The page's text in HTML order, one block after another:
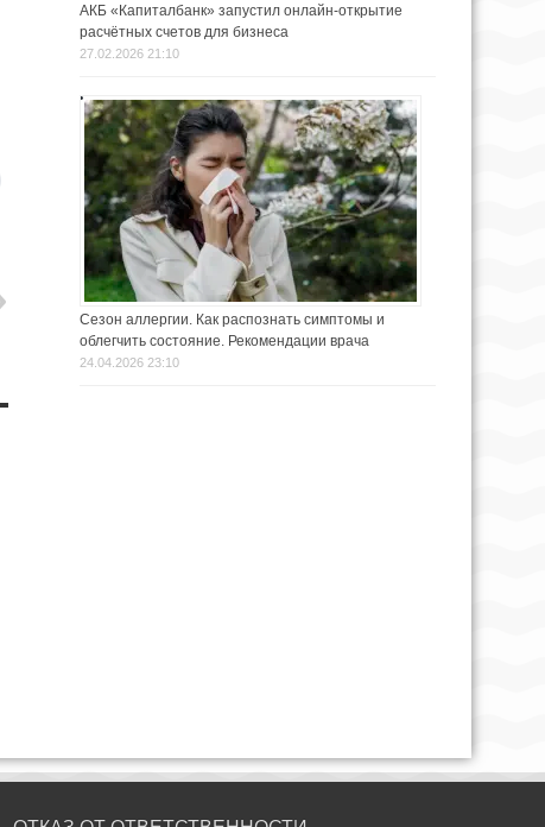
АКБ «Капиталбанк» запустил онлайн-открытие
расчётных счетов для бизнеса
27.02.2026 21:10
Сезон аллергии. Как распознать симптомы и
облегчить состояние. Рекомендации врача
24.04.2026 23:10